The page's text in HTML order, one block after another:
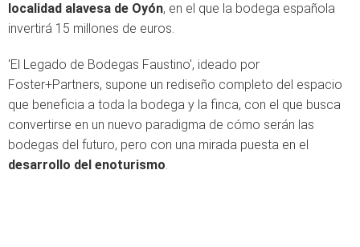
localidad alavesa de Oyón, en el que la bodega española
invertirá 15 millones de euros.
'El Legado de Bodegas Faustino', ideado por
Foster+Partners, supone un rediseño completo del espacio
que beneficia a toda la bodega y la finca, con el que busca
convertirse en un nuevo paradigma de cómo serán las
bodegas del futuro, pero con una mirada puesta en el
desarrollo del enoturismo.